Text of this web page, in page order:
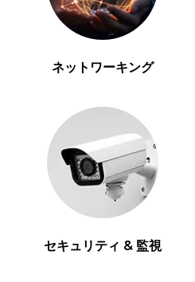
ネットワーキング
セキュリティ & 監視